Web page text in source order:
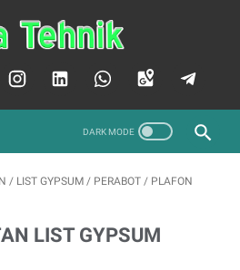
/ LIST GYPSUM / PERABOT / PLAFON
LIST GYPSUM